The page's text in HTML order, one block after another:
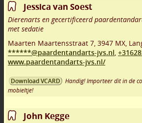
Jessica van Soest
Dierenarts en gecertificeerd
met sedatie
Maarten Maartensstraat 7 3947 MX
******@paardentandarts-jvs.nl
www.paardentandarts-jvs.nl/
Download VCARD
Handig! Importeer dit in de
mobieltje!
John Kegge